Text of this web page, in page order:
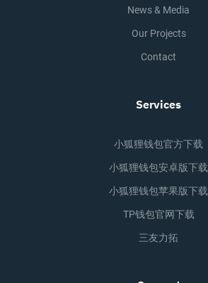
News & Media
Our Projects
Contact
Services
小狐狸钱包官方下载
小狐狸钱包安卓版下载
小狐狸钱包苹果版下载
TP钱包官网下载
三友力拓